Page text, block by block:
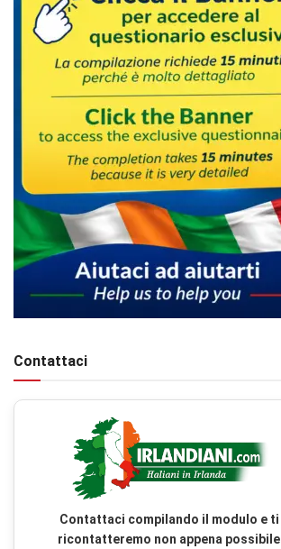
Contattaci
Contattaci compilando il modulo e ti
ricontatteremo non appena possibile